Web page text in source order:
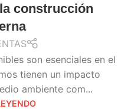
construcción
son esenciales en el
tienen un impacto
ambiente com...